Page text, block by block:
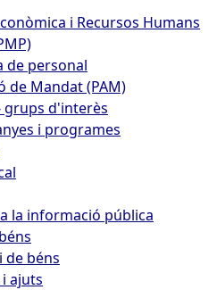
i Recursos Humans
de personal
de Mandat (PAM)
grups d'interès
i programes
la informació pública
de béns
ajuts